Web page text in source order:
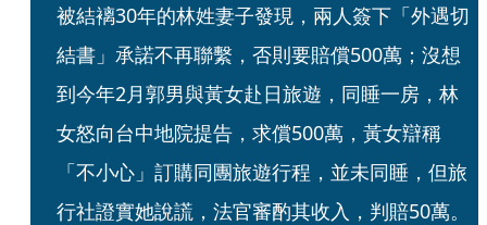
被結褵30年的林姓妻子發現，兩人簽下「外遇切
結書」承諾不再聯繫，否則要賠償500萬；沒想
到今年2月郭男與黃女赴日旅遊，同睡一房，林
女怒向台中地院提告，求償500萬，黃女辯稱
「不小心」訂購同團旅遊行程，並未同睡，但旅
行社證實她說謊，法官審酌其收入，判賠50萬。